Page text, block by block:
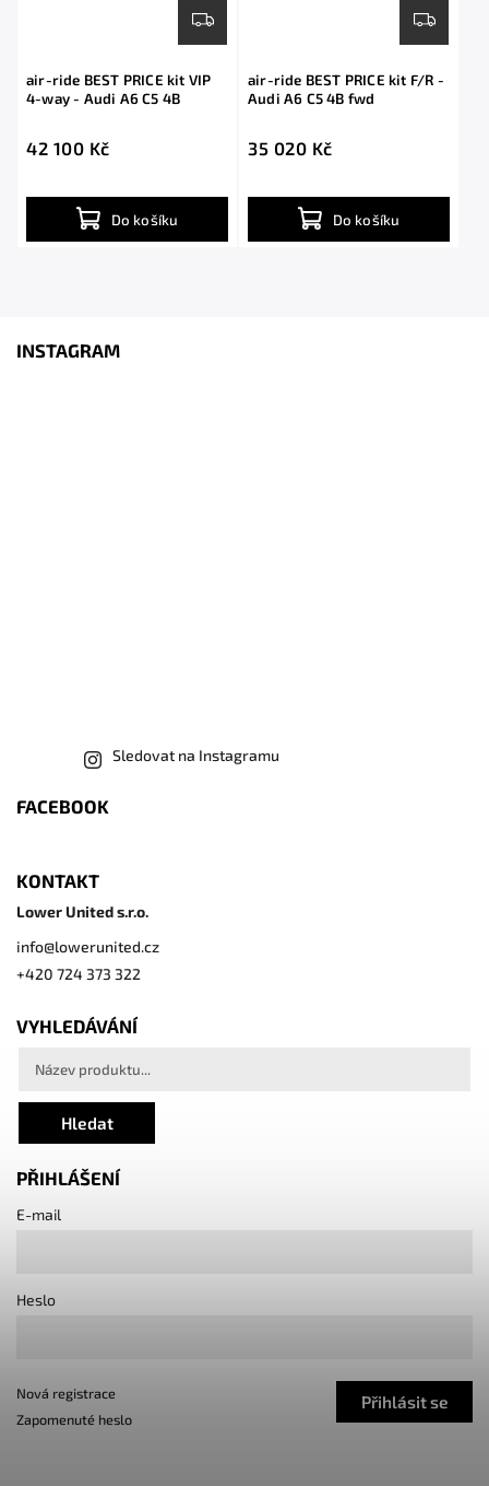
air-ride BEST PRICE kit VIP
4-way - Audi A6 C5 4B
42 100 Kč
Do košíku
air-ride BEST PRICE kit F/R -
Audi A6 C5 4B fwd
35 020 Kč
Do košíku
INSTAGRAM
Sledovat na Instagramu
FACEBOOK
KONTAKT
Lower United s.r.o.
info@lowerunited.cz
+420 724 373 322
VYHLEDÁVÁNÍ
Hledat
PŘIHLÁŠENÍ
E-mail
Heslo
Přihlásit se
Nová registrace
Zapomenuté heslo